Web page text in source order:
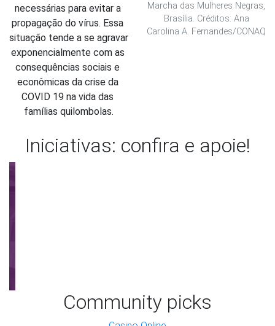
necessárias para evitar a
propagação do vírus. Essa
situação tende a se agravar
exponencialmente com as
consequências sociais e
econômicas da crise da
COVID 19 na vida das
famílias quilombolas.
Marcha das Mulheres Negras,
Brasília. Créditos: Ana
Carolina A. Fernandes/CONAQ
Iniciativas: confira e apoie!
Acompanhe o que saiu na mídia
sobre quilombolas e COVID-19.